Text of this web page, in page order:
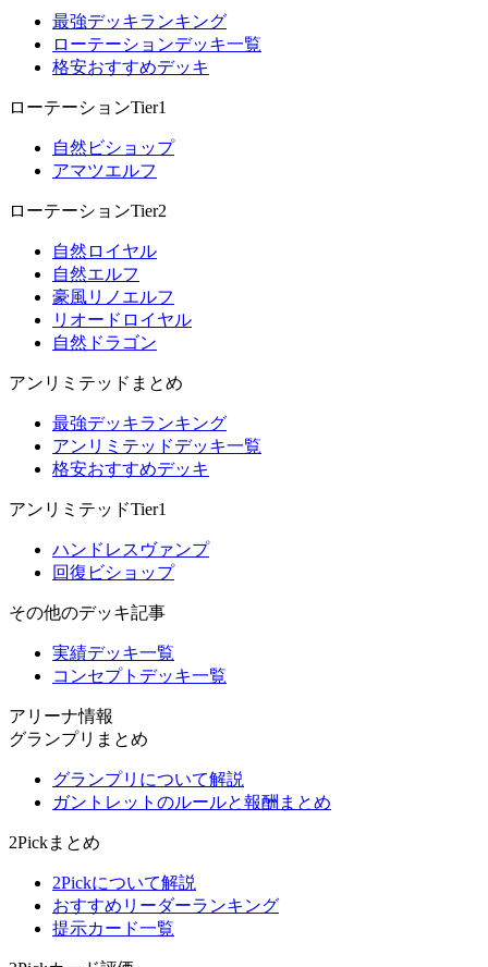
最強デッキランキング
ローテーションデッキ一覧
格安おすすめデッキ
ローテーションTier1
自然ビショップ
アマツエルフ
ローテーションTier2
自然ロイヤル
自然エルフ
豪風リノエルフ
リオードロイヤル
自然ドラゴン
アンリミテッドまとめ
最強デッキランキング
アンリミテッドデッキ一覧
格安おすすめデッキ
アンリミテッドTier1
ハンドレスヴァンプ
回復ビショップ
その他のデッキ記事
実績デッキ一覧
コンセプトデッキ一覧
アリーナ情報
グランプリまとめ
グランプリについて解説
ガントレットのルールと報酬まとめ
2Pickまとめ
2Pickについて解説
おすすめリーダーランキング
提示カード一覧